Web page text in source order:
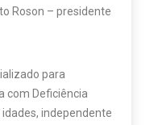
Roson – presidente
para
com Deficiência
independente